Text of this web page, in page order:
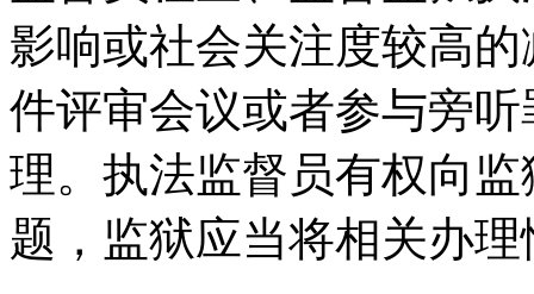
影响或社会关注度较高
件评审会议或者参与旁
理。执法监督员有权向
题，监狱应当将相关办